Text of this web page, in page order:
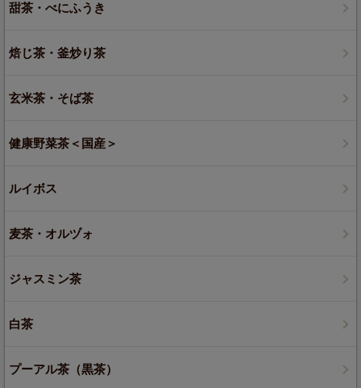
甜茶・べにふうき
焙じ茶・釜炒り茶
玄米茶・そば茶
健康野菜茶＜国産＞
ルイボス
麦茶・オルヅォ
ジャスミン茶
白茶
プーアル茶（黒茶）